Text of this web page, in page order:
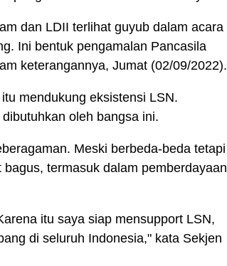
dan LDII terlihat guyub dalam acara
Ini bentuk pengamalan Pancasila
keterangannya, Jumat (02/09/2022).
mendukung eksistensi LSN.
oleh bangsa ini.
Meski berbeda-beda tetapi
termasuk dalam pemberdayaan
itu saya siap mensupport LSN,
di seluruh Indonesia," kata Sekjen